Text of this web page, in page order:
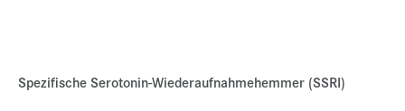
Spezifische Serotonin-Wiederaufnahmehemmer (SSRI)